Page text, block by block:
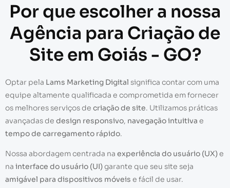
Por que escolher a nossa
Agência para Criação de
Site em Goiás - GO?
Optar pela Lams Marketing Digital significa contar com uma
equipe altamente qualificada e comprometida em fornecer
os melhores serviços de criação de site. Utilizamos práticas
avançadas de design responsivo, navegação intuitiva e
tempo de carregamento rápido.
Nossa abordagem centrada na experiência do usuário (UX)e
na interface do usuário (UI)garante que seu site seja
amigável para dispositivos móveis e fácil de usar.